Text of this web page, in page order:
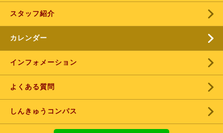
スタッフ紹介
カレンダー
インフォメーション
よくある質問
しんきゅうコンパス